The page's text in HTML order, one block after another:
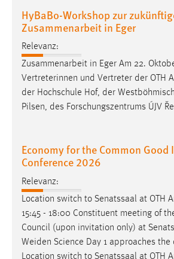
HyBaBo-Workshop zur
Zusammenarbeit in Eger
Relevanz:
Zusammenarbeit in Eger Am 22.
Vertreterinnen und Vertreter der OTH
der Hochschule Hof, der
Pilsen, des Forschungszentrums ÚJV
Economy for the Common
Conference 2026​
Relevanz:
Location switch to Senatssaal at OTH
15:45 - 18:00 Constituent meeting of
Council (upon invitation only) at
Weiden Science Day 1 approaches the
Location switch to Senatssaal at OTH